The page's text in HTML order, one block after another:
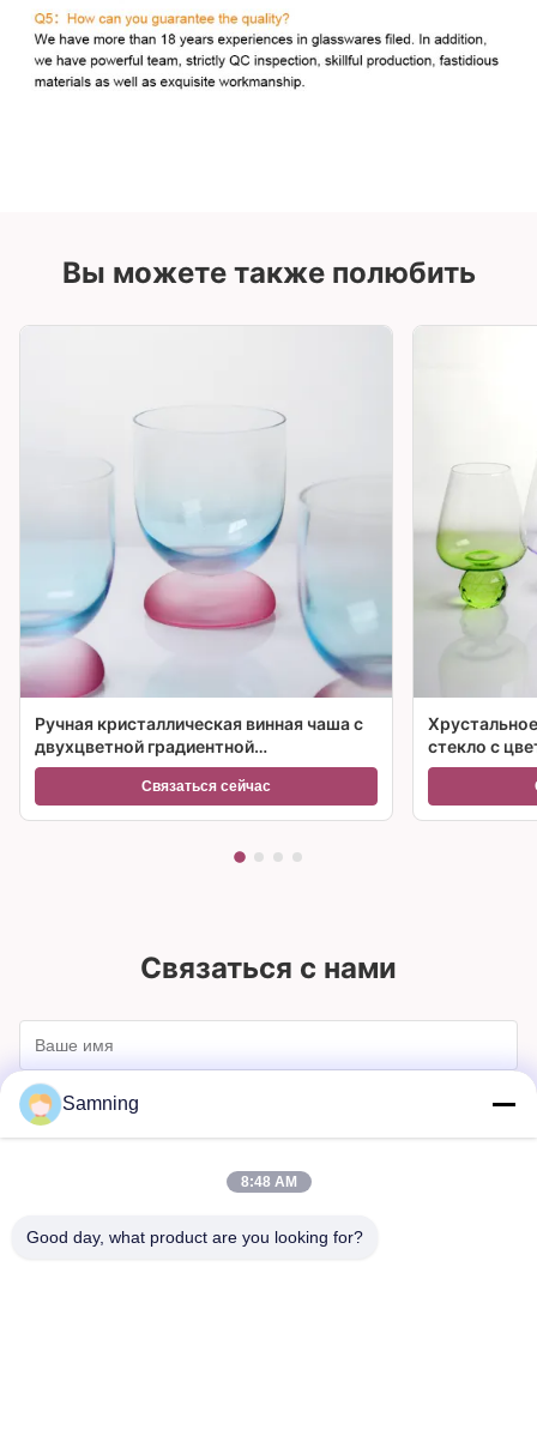
Вы можете также полюбить
Ручная кристаллическая винная чаша с
двухцветной градиентной
замороженной основой и
вместимостью 300 мл для винного
Связаться сейчас
стекло с
Связаться с нами
Samning
8:48 AM
Good day, what product are you looking for?